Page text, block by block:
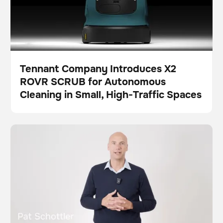
Presse
Tennant Company Introduces X2
ROVR SCRUB for Autonomous
Cleaning in Small, High-Traffic Spaces
Brain Corp and Tennant Company: Strengthening the
Future of Robotic Floor Care
Dies ist ein Text innerhalb eines div-Blocks.
Dies ist ein Text innerhalb eines div-Blocks.